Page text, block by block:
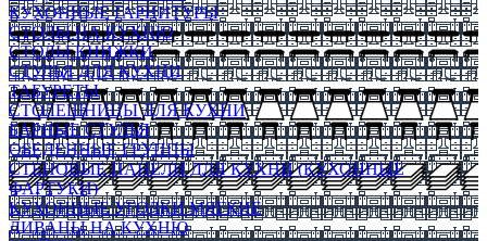
КУХОННЫЕ ГАРНИТУРЫ
СТОЛЫ НА КУХНЮ
СТОЛЫ КНИЖКИ
СТУЛЬЯ ДЛЯ КУХНИ
ТАБУРЕТЫ
СТОЛЕШНИЦЫ ДЛЯ КУХНИ
БАРНЫЕ СТУЛЬЯ
ОБЕДЕННЫЕ ГРУППЫ
СТЕНОВЫЕ ПАНЕЛИ ДЛЯ КУХНИ (КУХОННЫЕ
ФАРТУКИ)
КУХОННЫЕ УГОЛКИ МЯГКИЕ
ДИВАНЫ НА КУХНЮ